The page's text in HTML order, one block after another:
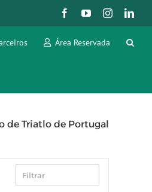
FacebookYouTubeInstagram
Área Reservada
de Triatlo de Portugal